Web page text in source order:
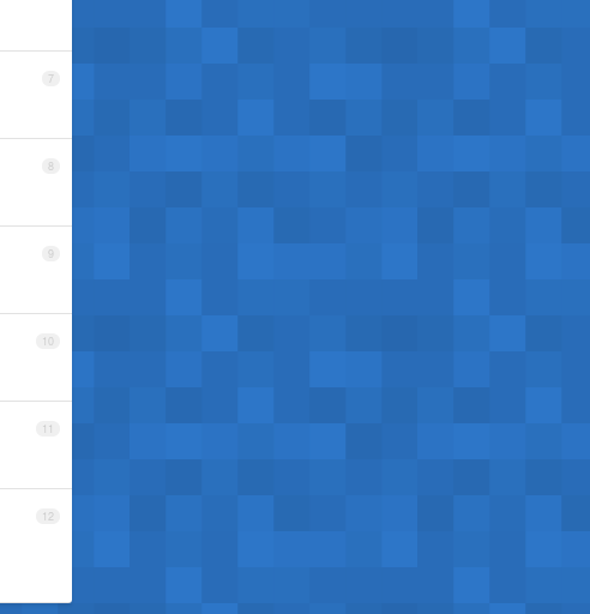
7
8
9
10
11
12